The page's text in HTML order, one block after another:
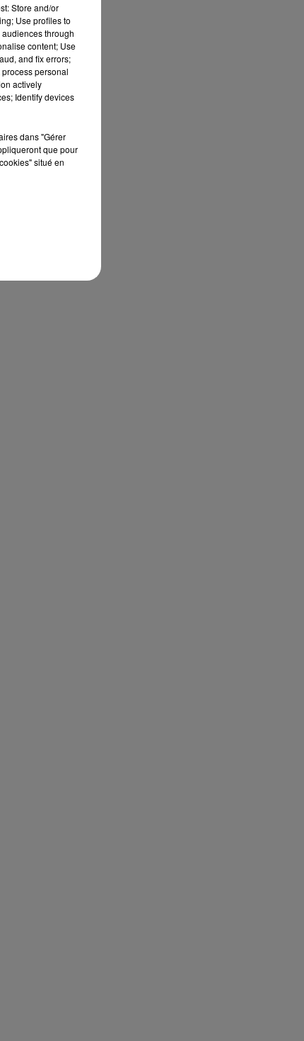
Store and/or
Use profiles to
through
content; Use
and fix errors;
personal
actively
Identify devices
dans "Gérer
que pour
situé en